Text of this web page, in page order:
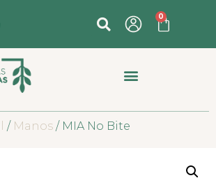
0
/ Manos / MIA No Bite